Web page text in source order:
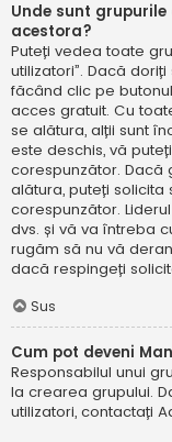
Unde sunt
acestora?
Puteți vedea toate
utilizatori”. Dacă
făcând clic pe
acces gratuit. Cu
se alătura, alții sunt
este deschis, vă
corespunzător. Dacă
alătura, puteți
corespunzător.
dvs. și vă va întreba
rugăm să nu vă
dacă respingeți
Sus
Cum pot deveni
Responsabilul unui
la crearea grupului.
utilizatori, contactați